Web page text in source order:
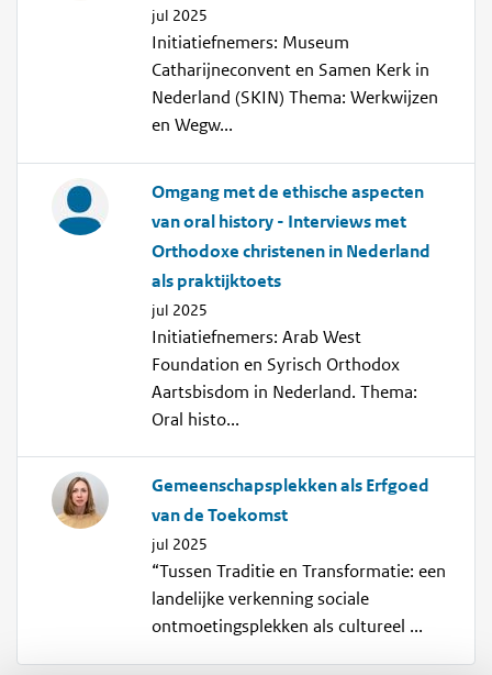
jul 2025
Initiatiefnemers: Museum
Catharijneconvent en Samen Kerk in
Nederland (SKIN) Thema: Werkwijzen
en Wegw...
Omgang met de ethische aspecten
van oral history - Interviews met
Orthodoxe christenen in Nederland
als praktijktoets
jul 2025
Initiatiefnemers: Arab West
Foundation en Syrisch Orthodox
Aartsbisdom in Nederland. Thema:
Oral histo...
Gemeenschapsplekken als Erfgoed
van de Toekomst
jul 2025
“Tussen Traditie en Transformatie: een
landelijke verkenning sociale
ontmoetingsplekken als cultureel ...